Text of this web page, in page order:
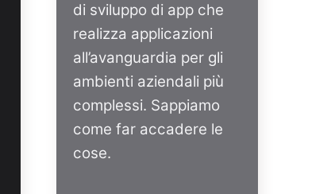
di sviluppo di app che
realizza applicazioni
all’avanguardia per gli
ambienti aziendali più
complessi. Sappiamo
come far accadere le
cose.